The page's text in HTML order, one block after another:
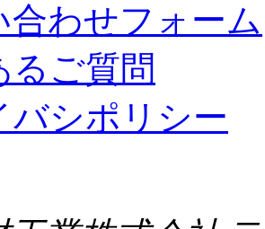
合わせフォーム
るご質問
バシポリシー